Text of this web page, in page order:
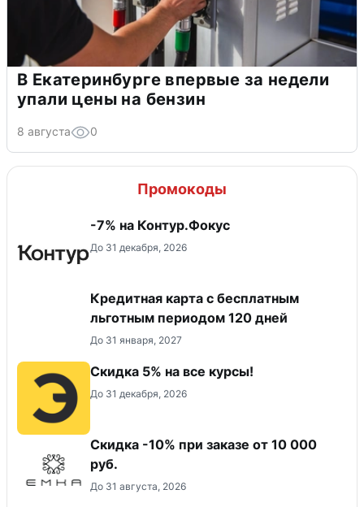
В Екатеринбурге впервые за недели
упали цены на бензин
8 августа 0
Промокоды
-7% на Контур.Фокус
До 31 декабря, 2026
Кредитная карта с бесплатным
льготным периодом 120 дней
До 31 января, 2027
Скидка 5% на все курсы!
До 31 декабря, 2026
Скидка -10% при заказе от 10 000
руб.
До 31 августа, 2026